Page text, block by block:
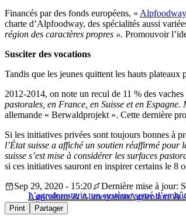
Financés par des fonds européens, « Alpfoodway
charte d’Alpfoodway, des spécialités aussi
région des caractères propres ». Promouvoir
Susciter des vocations
Tandis que les jeunes quittent les hauts
2012-2014, on note un recul de 11 % des
pastorales, en France, en Suisse et en
allemande « Berwaldprojekt ». Cette dernière
Si les initiatives privées sont toujours bonnes à
l’État suisse a affiché un soutien réaffirmé pour
suisse s’est mise à considérer les surfaces
si ces initiatives sauront en inspirer certains le 8
L’agroforesterie, un système semé
Sep 29, 2020 - 15:20
Dernière mise à jour:
Agriculture & AlimentationAgriculture &
Print Partager